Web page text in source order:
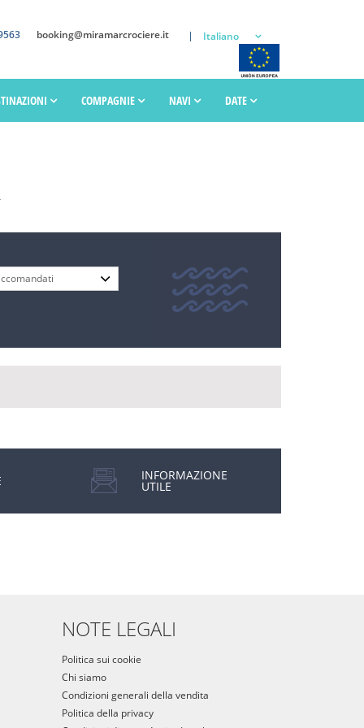
booking@miramarcrociere.it Italiano
COMPAGNIE NAVI DATE
INFORMAZIONE
UTILE
NOTE LEGALI
Politica sui cookie
Chi siamo
Condizioni generali della vendita
Politica della privacy